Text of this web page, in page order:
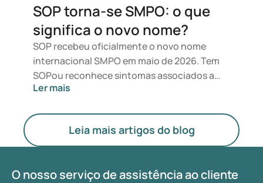
SOP torna-se SMPO: o que
significa o novo nome?
SOP recebeu oficialmente o novo nome
internacional SMPO em maio de 2026. Tem
SOPou reconhece sintomas associados a
esta condição? Do ponto de vista médico,
coloca maior ênfase nos hormonas, no
metabolismo e no funcionamento dos
ovários.
Ler mais
Leia mais artigos do blog
O nosso serviço de assistência ao cliente